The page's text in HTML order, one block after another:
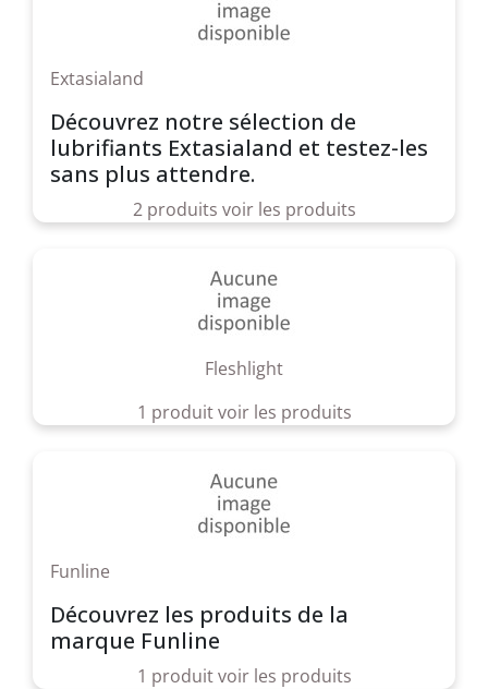
Extasialand
Découvrez notre sélection de
lubrifiants Extasialand et testez-les
sans plus attendre.
2 produits voir les produits
Fleshlight
1 produit voir les produits
Funline
Découvrez les produits de la
marque Funline
1 produit voir les produits